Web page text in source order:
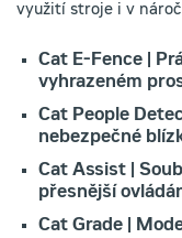
využití stroje i v
Cat E-Fence |
vyhrazeném
Cat People
nebezpečné
Cat Assist |
přesnější
Cat Grade |